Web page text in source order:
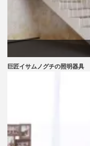
巨匠イサムノグチの照明器